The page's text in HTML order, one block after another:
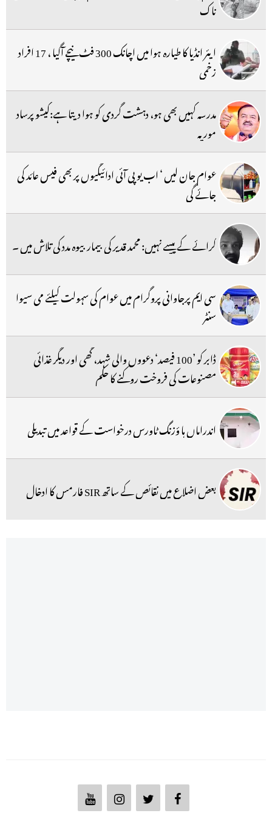
ناک
ایئر انڈیا کا طیارہ ہوا میں اچانک 300 فٹ نیچے آگیا ، 17 افراد
زخمی
مدرسہ کہیں بھی ہو، دہشت گردی کو ہوا دیتا ہے:کیشو پرساد
موریہ
عوام جان لیں ‘ اب یو پی آئی ادائیگیوں پر بھی فیس عائد کی
جائے گی
کرائے کے پیسے نہیں: محمد قدیر کی بیمار بیوہ مدد کی تلاش میں ۔
سی ایم پرجاوانی پروگرام میں عوام کی سہولت کیلئے می سیوا
سنٹر
ڈابر کو ’100 فیصد‘ دعووں والی شہد، گھی اور دیگر غذائی
مصنوعات کی فروخت روکنے کا حکم
اندراماں ہا ؤزنگ ٹاورس درخواست کے قواعد میں تبدیلی
بعض اضلاع میں نقائص کے ساتھ SIR فارمس کا ادخال